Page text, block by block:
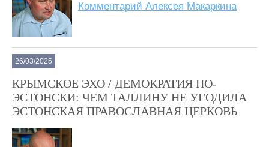
Комментарий Алексея Макаркина
26/03/2025
КРЫМСКОЕ ЭХО / ДЕМОКРАТИЯ ПО-
ЭСТОНСКИ: ЧЕМ ТАЛЛИНУ НЕ УГОДИЛА
ЭСТОНСКАЯ ПРАВОСЛАВНАЯ ЦЕРКОВЬ